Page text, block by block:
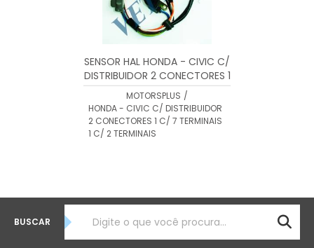
SENSOR HAL HONDA - CIVIC C/
DISTRIBUIDOR 2 CONECTORES 1
C/ 7 TERMINAIS 1 C/ 2
TERMINAIS
MOTORSPLUS /
HONDA - CIVIC C/ DISTRIBUIDOR
2 CONECTORES 1 C/ 7 TERMINAIS
1 C/ 2 TERMINAIS
BUSCAR